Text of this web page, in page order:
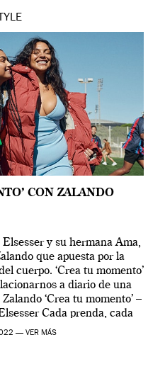
CON ZALANDO
y su hermana Ama,
que apuesta por la
cuerpo. ‘Crea tu momento’
a diario de una
‘Crea tu momento’ –
Cada prenda, cada
caracteriza […]
— VER MÁS